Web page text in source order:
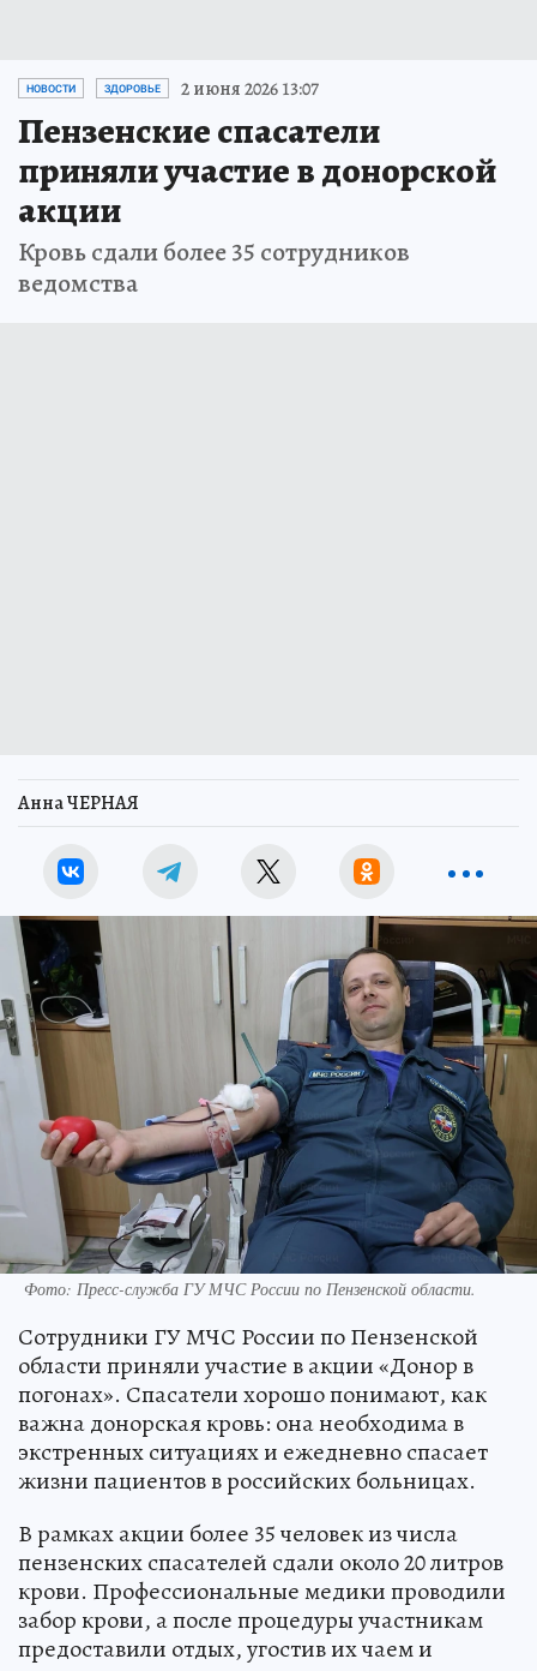
НОВОСТИ ЗДОРОВЬЕ 2 июня 2026 13:07
Пензенские спасатели
приняли участие в донорской
акции
Кровь сдали более 35 сотрудников
ведомства
Анна ЧЕРНАЯ
Фото: Пресс-служба ГУ МЧС России по Пензенской области.
Сотрудники ГУ МЧС России по Пензенской
области приняли участие в акции «Донор в
погонах». Спасатели хорошо понимают, как
важна донорская кровь: она необходима в
экстренных ситуациях и ежедневно спасает
жизни пациентов в российских больницах.
В рамках акции более 35 человек из числа
пензенских спасателей сдали около 20 литров
крови. Профессиональные медики проводили
забор крови, а после процедуры участникам
предоставили отдых, угостив их чаем и